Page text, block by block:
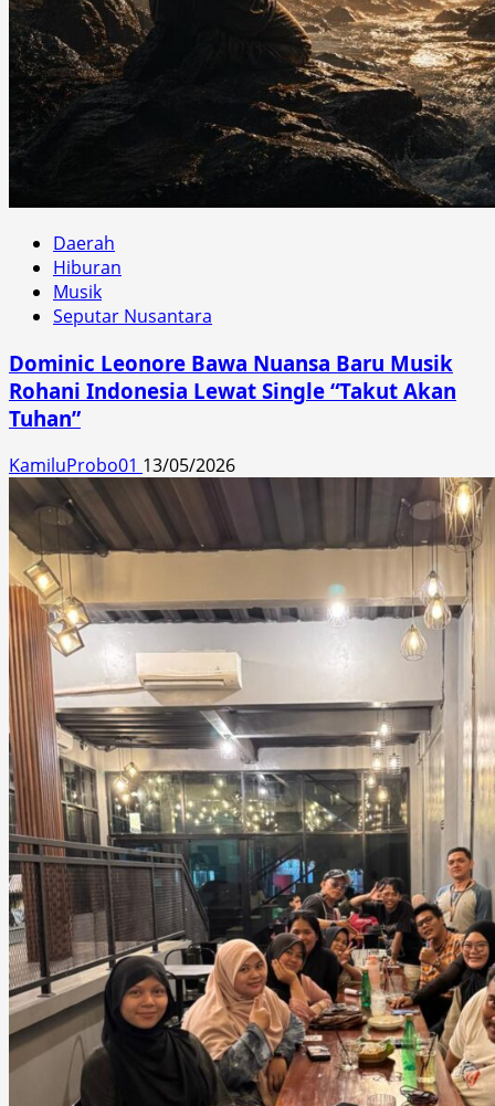
Daerah
Hiburan
Musik
Seputar Nusantara
Dominic Leonore Bawa Nuansa Baru Musik
Rohani Indonesia Lewat Single “Takut Akan
Tuhan”
KamiluProbo01 13/05/2026